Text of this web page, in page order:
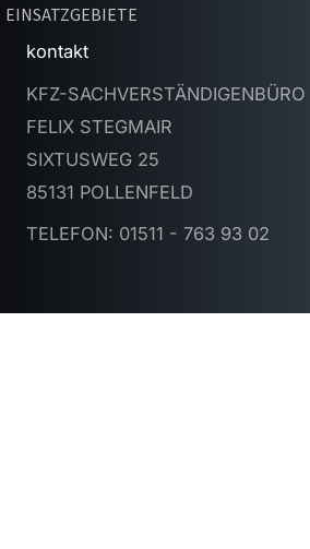
EINSATZGEBIETE
kontakt
KFZ-SACHVERSTÄNDIGENBÜRO
FELIX STEGMAIR
SIXTUSWEG 25
85131 POLLENFELD
TELEFON: 01511 - 763 93 02